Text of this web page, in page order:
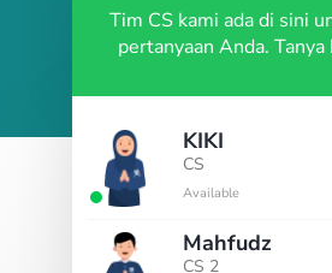
Tim CS kami ada di sini
pertanyaan Anda. Tanya
KIKI
CS
Available
Mahfudz
CS 2